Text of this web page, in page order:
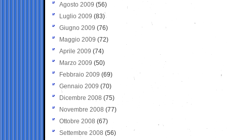
Agosto 2009 (56)
Luglio 2009 (83)
Giugno 2009 (76)
Maggio 2009 (72)
Aprile 2009 (74)
Marzo 2009 (50)
Febbraio 2009 (69)
Gennaio 2009 (70)
Dicembre 2008 (75)
Novembre 2008 (77)
Ottobre 2008 (67)
Settembre 2008 (56)